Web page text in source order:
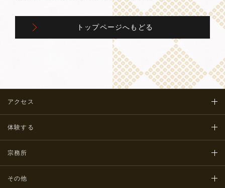
トップページへもどる
アクセス
体験する
宗務所
その他